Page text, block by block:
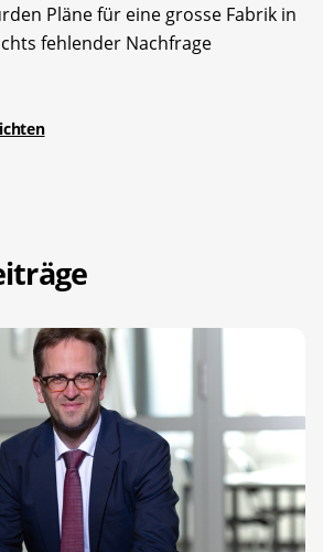
Pläne für eine grosse Fabrik in
fehlender Nachfrage